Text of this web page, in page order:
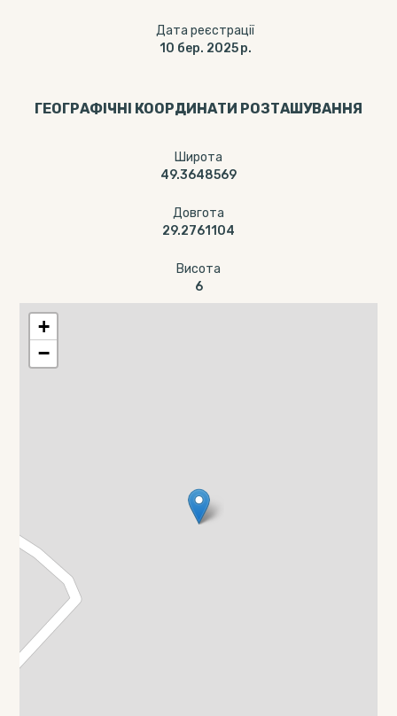
Дата реєстрації
10 бер. 2025 р.
ГЕОГРАФІЧНІ КООРДИНАТИ РОЗТАШУВАННЯ
Широта
49.3648569
Довгота
29.2761104
Висота
6
+
−